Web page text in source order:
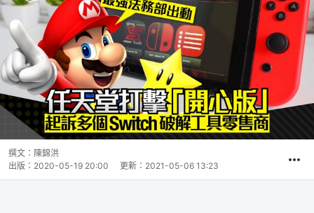
撰文： 陳錦洪
出版： 2020-05-19 20:00 更新： 2021-05-06 13:23